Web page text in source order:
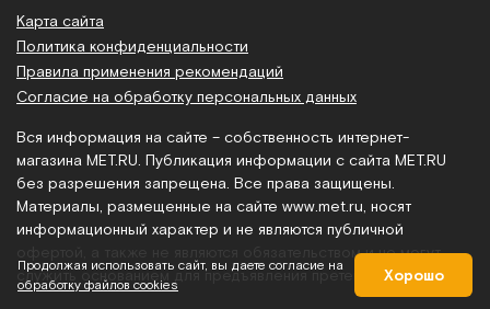
Карта сайта
Политика конфиденциальности
Правила применения рекомендаций
Согласие на обработку персональных данных
Вся информация на сайте – собственность интернет-
магазина MET.RU. Публикация информации с сайта MET.RU
без разрешения запрещена. Все права защищены.
Материалы, размещенные на сайте www.met.ru , носят
информационный характер и не являются публичной
офертой, а также не являются обязательством и не могут
служить основанием для предъявления претензий.
Продолжая использовать сайт, вы даете согласие на
обработку файлов cookies
Хорошо